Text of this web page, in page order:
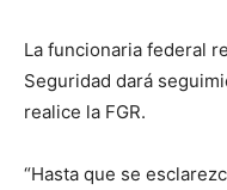
La funcionaria federal
Seguridad dará
realice la FGR.
“Hasta que se